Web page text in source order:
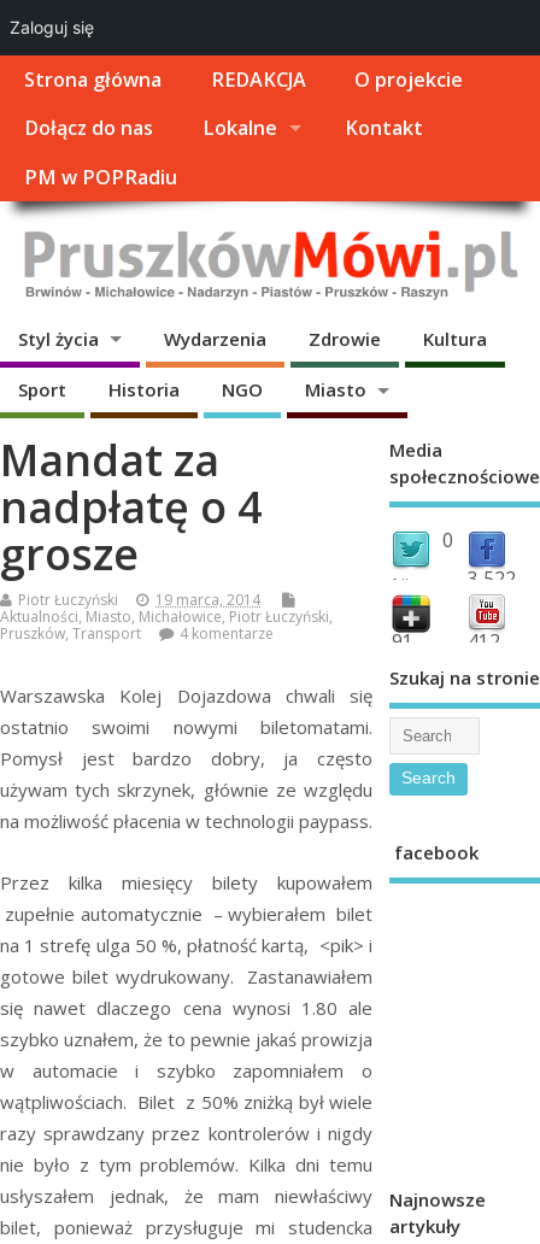
Strona główna REDAKCJA
O projekcie
Dołącz do nas
Lokalne
Kontakt
PM w POPRadiu
Styl życia Wydarzenia Zdrowie Kultura
Sport Historia NGO Miasto
Mandat za
nadpłatę o 4
grosze
Piotr Łuczyński
19 marca, 2014
Aktualności, Miasto, Michałowice, Piotr Łuczyński,
Pruszków, Transport 4 komentarze
Warszawska Kolej Dojazdowa chwali się
ostatnio swoimi nowymi biletomatami.
Pomysł jest bardzo dobry, ja często
używam tych skrzynek, głównie ze względu
na możliwość płacenia w technologii paypass.
Przez kilka miesięcy bilety kupowałem
zupełnie automatycznie – wybierałem bilet
na 1 strefę ulga 50 %, płatność kartą, <pik> i
gotowe bilet wydrukowany. Zastanawiałem
się nawet dlaczego cena wynosi 1.80 ale
szybko uznałem, że to pewnie jakaś prowizja
w automacie i szybko zapomniałem o
wątpliwościach. Bilet z 50% zniżką był wiele
razy sprawdzany przez kontrolerów i nigdy
nie było z tym problemów. Kilka dni temu
usłyszałem jednak, że mam niewłaściwy
bilet, ponieważ przysługuje mi studencka
Media
społecznościowe
0
followers 3,522
fans
91 412
Szukaj na stronie
facebook
Najnowsze
artykuły
Zaloguj się